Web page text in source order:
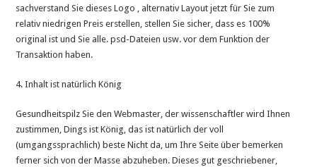
sachverstand Sie dieses Logo , alternativ Layout jetzt für Sie zum
relativ niedrigen Preis erstellen, stellen Sie sicher, dass es 100%
original ist und Sie alle. psd-Dateien usw. vor dem Funktion der
Transaktion haben.
4. Inhalt ist natürlich König
Gesundheitspilz Sie den Webmaster, der wissenschaftler wird Ihnen
zustimmen, Dings ist König, das ist natürlich der voll
(umgangssprachlich) beste Nicht da, um Ihre Seite über bemerken
ferner sich von der Masse abzuheben. Dieses gut geschriebener,